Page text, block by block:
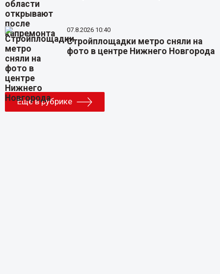
07.8.2026 10:40
Стройплощадки метро сняли на
фото в центре Нижнего Новгорода
Еще в рубрике